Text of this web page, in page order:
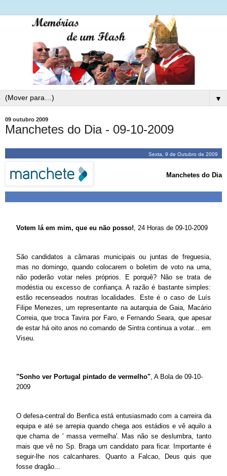
▼
09 outubro 2009
Manchetes do Dia - 09-10-2009
Sexta, 9 de Outubro de 2009
Manchetes do Dia
Votem lá em mim, que eu não posso!, 24 Horas de 09-10-2009
São candidatos a câmaras municipais ou juntas de freguesia,
mas no domingo, quando colocarem o boletim de voto na urna,
não poderão votar neles próprios. E porquê? Não se trata de
modéstia ou excesso de confiança. A razão é bastante simples:
estão recenseados noutras localidades. Este é o caso de Luís
Filipe Menezes, um representante na autarquia de Gaia, Macário
Correia, que troca Tavira por Faro, e Fernando Seara, que apesar
de estar há oito anos no comando de Sintra continua a votar... em
Viseu.
"Sonho ver Portugal pintado de vermelho", A Bola de 09-10-
2009
O defesa-central do Benfica está entusiasmado com a carreira da
equipa e até se arrepia quando chega aos estádios e vê aquilo a
que chama de ' massa vermelha'. Mas não se deslumbra, tanto
mais que vê no Sp. Braga um candidato para ficar. Importante é
seguir-lhe nos calcanhares. Quanto a Falcao, Deus quis que
fosse dragão...